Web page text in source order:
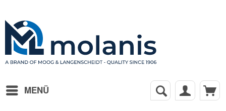
MENÜ